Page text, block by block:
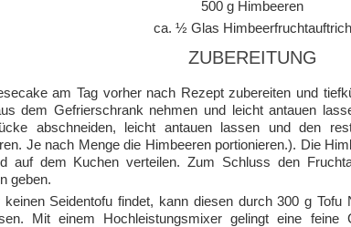
500 g Himbeeren
ca. ½ Glas Himbeerfruchtauftrich
ZUBEREITUNG
am Tag vorher nach Rezept zubereiten und
dem Gefrierschrank nehmen und leicht antauen
abschneiden, leicht antauen lassen und den
Je nach Menge die Himbeeren portionieren.). Die
auf dem Kuchen verteilen. Zum Schluss den
geben.
keinen Seidentofu findet, kann diesen durch 300 g
Mit einem Hochleistungsmixer gelingt eine